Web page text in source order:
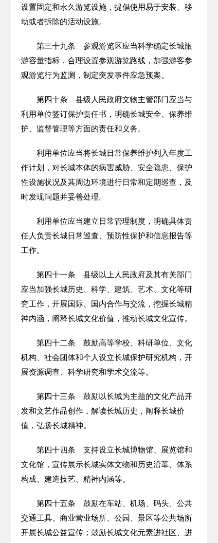
设置固定和永久游览设施，提倡使用易于安装、移
动或者拆除的活动设施。
第三十九条 参观游览区应当科学确定长城旅
游容量指标，合理设置参观游览路线，加强游客参
观游览行为监测，制定突发事件应急预案。
第四十条 县级人民政府文物主管部门应当与
利用单位签订保护责任书，明确长城安全、保养维
护、监督管理等方面的责任和义务。
利用单位应当将长城日常保养维护列入年度工
作计划，对长城本体的病害威胁、安全隐患、保护
性设施状况及其周边环境进行日常和定期巡查，及
时发现问题并妥善处理。
利用单位应当建立日常管理制度，明确具体责
任人负责长城日常巡查、预防性保护和信息报告等
工作。
第四十一条 县级以上人民政府及其有关部门
应当加强长城历史、科学、建筑、艺术、文化等研
究工作，开展国际、国内合作与交流，挖掘长城精
神内涵，阐释长城文化价值，推动长城文化宣传。
第四十二条 鼓励高等学校、科研单位、文化
机构、社会团体和个人设立长城保护研究机构，开
展资源调查、科学研究和学术交流等。
第四十三条 鼓励以长城为主题的文化产品开
发和文艺作品创作，解读长城历史，阐释长城价
值，弘扬长城精神。
第四十四条 支持设立长城博物馆、展览馆和
文化馆，宣传展示长城实体文物和历史沿革、体系
构成、建造技艺、精神内涵等。
第四十五条 鼓励在车站、机场、码头、公共
交通工具、商业营业场所、公园、景区等公共场所
开展长城公益宣传；鼓励长城文化元素进社区、进